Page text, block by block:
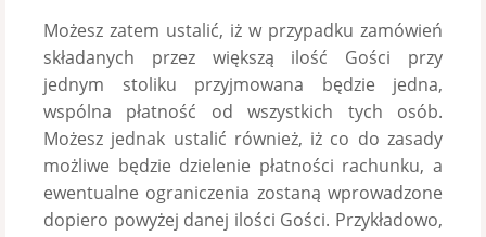
Możesz zatem ustalić, iż w przypadku zamówień
składanych przez większą ilość Gości przy
jednym stoliku przyjmowana będzie jedna,
wspólna płatność od wszystkich tych osób.
Możesz jednak ustalić również, iż co do zasady
możliwe będzie dzielenie płatności rachunku, a
ewentualne ograniczenia zostaną wprowadzone
dopiero powyżej danej ilości Gości. Przykładowo,